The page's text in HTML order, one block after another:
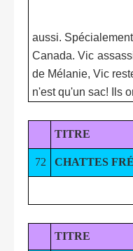
aussi.
Canada. Vic
de Mélanie, Vic
n'est qu'un sac! Ils
TITRE
72 CHATTES
TITRE